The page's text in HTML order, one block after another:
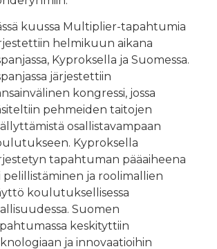
kuussa Multiplier-tapahtumia
helmikuun aikana
Kyproksella ja Suomessa.
järjestettiin
kongressi, jossa
pehmeiden taitojen
osallistavampaan
Kyproksella
tapahtuman pääaiheena
pelillistäminen ja roolimallien
koulutuksellisessa
Suomen
keskityttiin
ja innovaatioihin